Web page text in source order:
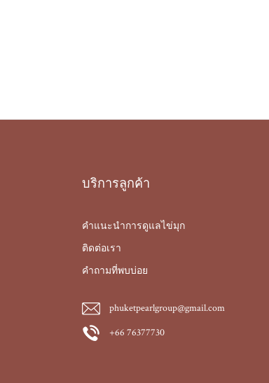
บริการลูกค้า
คำแนะนำการดูแลไข่มุก
ติดต่อเรา
คำถามที่พบบ่อย
phuketpearlgroup@gmail.com
+66 76377730